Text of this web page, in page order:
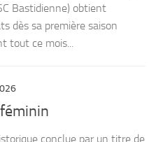
Bastidienne) obtient
dès sa première saison
tout ce mois...
conclue par un titre de